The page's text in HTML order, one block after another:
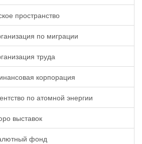
пространство
по миграции
труда
корпорация
по атомной энергии
выставок
фонд